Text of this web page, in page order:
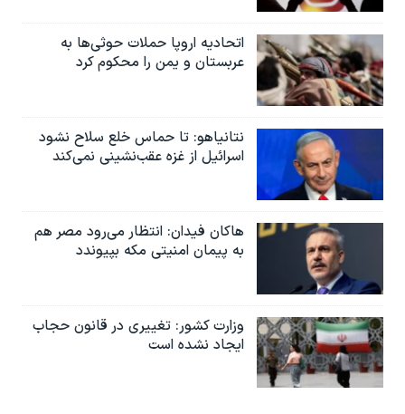
اتحادیه اروپا حملات حوثی‌ها به
عربستان و یمن را محکوم کرد
نتانیاهو: تا حماس خلع سلاح نشود
اسرائیل از غزه عقب‌نشینی نمی‌کند
هاکان فیدان: انتظار می‌رود مصر هم
به پیمان امنیتی مکه بپیوندد
وزارت کشور: تغییری در قانون حجاب
ایجاد نشده است